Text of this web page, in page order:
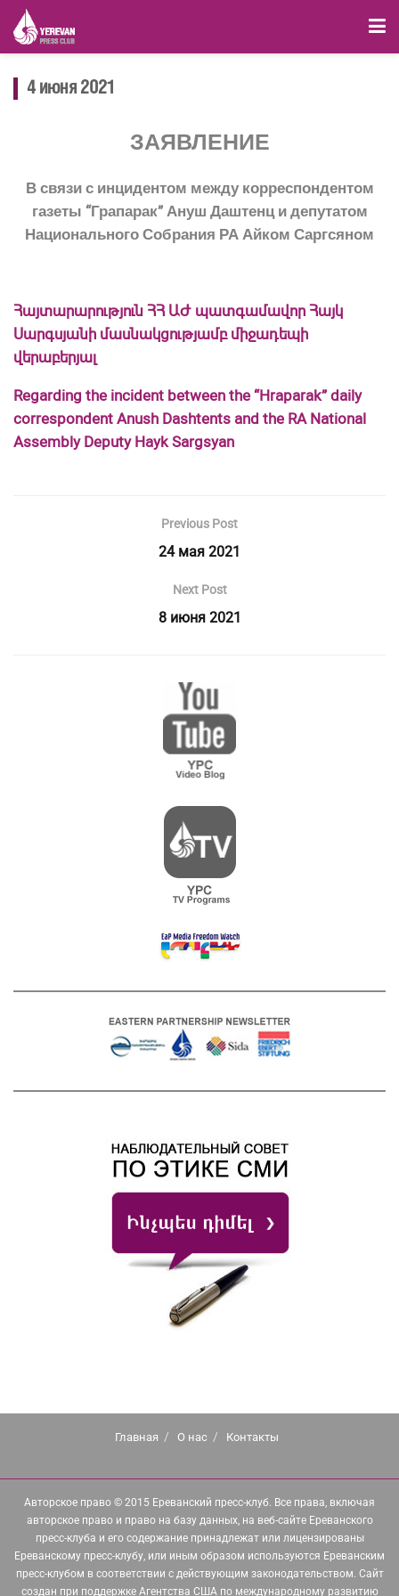
4 июня 2021
ЗАЯВЛЕНИЕ
В связи с инцидентом между корреспондентом
газеты “Грапарак” Ануш Даштенц и депутатом
Национального Собрания РА Айком Саргсяном
Հայտարարություն ՀՀ ԱԺ պատգամավոր Հայկ
Սարգսյանի մասնակցությամբ միջադեպի
վերաբերյալ
Regarding the incident between the “Hraparak” daily
correspondent Anush Dashtents and the RA National
Assembly Deputy Hayk Sargsyan
Previous Post
24 мая 2021
Next Post
8 июня 2021
Главная О нас Контакты
Авторское право © 2015 Ереванский пресс-клуб. Все права, включая
авторское право и право на базу данных, на веб-сайте Ереванского
пресс-клуба и его содержание принадлежат или лицензированы
Ереванскому пресс-клубу, или иным образом используются Ереванским
пресс-клубом в соответствии с действующим законодательством. Сайт
создан при поддержке Агентства США по международному развитию